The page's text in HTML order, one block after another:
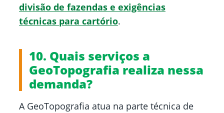
divisão de fazendas e exigências
técnicas para cartório.
10. Quais serviços a
GeoTopografia realiza nessa
demanda?
A GeoTopografia atua na parte técnica de